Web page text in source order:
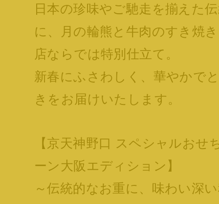
日本の珍味やご馳走を揃えた
に、月の輪熊と牛肉のすき焼
店ならでは特別仕立て。
新春にふさわしく、華やかで
きをお届けいたします。
【京天神野口 スペシャルお
ーン大阪エディション】
～伝統的なお重に、味わい深